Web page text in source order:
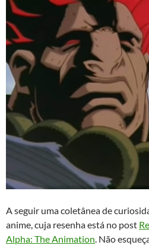
A seguir uma coletânea de
anime, cuja resenha está no post
Alpha: The Animation . Não